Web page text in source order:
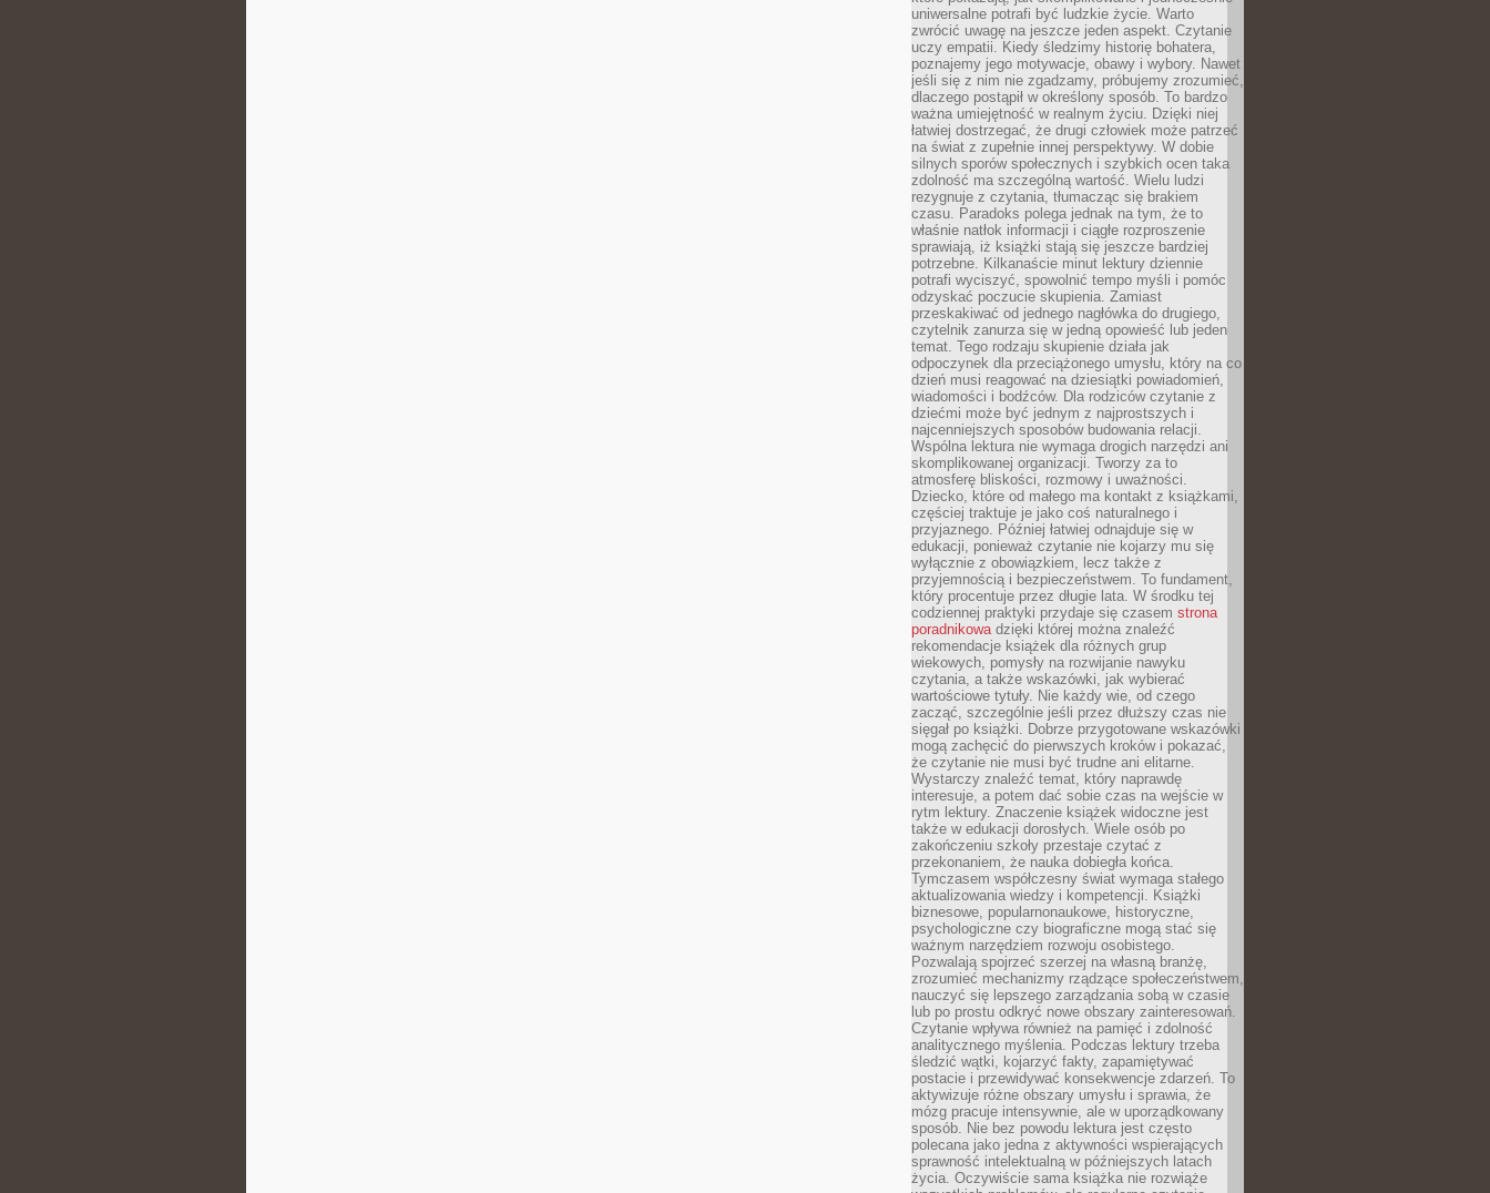
uniwersalne potrafi być ludzkie życie. Warto
zwrócić uwagę na jeszcze jeden aspekt. Czytanie
uczy empatii. Kiedy śledzimy historię bohatera,
poznajemy jego motywacje, obawy i wybory. Nawet
jeśli się z nim nie zgadzamy, próbujemy zrozumieć,
dlaczego postąpił w określony sposób. To bardzo
ważna umiejętność w realnym życiu. Dzięki niej
łatwiej dostrzegać, że drugi człowiek może patrzeć
na świat z zupełnie innej perspektywy. W dobie
silnych sporów społecznych i szybkich ocen taka
zdolność ma szczególną wartość. Wielu ludzi
rezygnuje z czytania, tłumacząc się brakiem
czasu. Paradoks polega jednak na tym, że to
właśnie natłok informacji i ciągłe rozproszenie
sprawiają, iż książki stają się jeszcze bardziej
potrzebne. Kilkanaście minut lektury dziennie
potrafi wyciszyć, spowolnić tempo myśli i pomóc
odzyskać poczucie skupienia. Zamiast
przeskakiwać od jednego nagłówka do drugiego,
czytelnik zanurza się w jedną opowieść lub jeden
temat. Tego rodzaju skupienie działa jak
odpoczynek dla przeciążonego umysłu, który na co
dzień musi reagować na dziesiątki powiadomień,
wiadomości i bodźców. Dla rodziców czytanie z
dziećmi może być jednym z najprostszych i
najcenniejszych sposobów budowania relacji.
Wspólna lektura nie wymaga drogich narzędzi ani
skomplikowanej organizacji. Tworzy za to
atmosferę bliskości, rozmowy i uważności.
Dziecko, które od małego ma kontakt z książkami,
częściej traktuje je jako coś naturalnego i
przyjaznego. Później łatwiej odnajduje się w
edukacji, ponieważ czytanie nie kojarzy mu się
wyłącznie z obowiązkiem, lecz także z
przyjemnością i bezpieczeństwem. To fundament,
który procentuje przez długie lata. W środku tej
codziennej praktyki przydaje się czasem strona
poradnikowadzięki której można znaleźć
rekomendacje książek dla różnych grup
wiekowych, pomysły na rozwijanie nawyku
czytania, a także wskazówki, jak wybierać
wartościowe tytuły. Nie każdy wie, od czego
zacząć, szczególnie jeśli przez dłuższy czas nie
sięgał po książki. Dobrze przygotowane wskazówki
mogą zachęcić do pierwszych kroków i pokazać,
że czytanie nie musi być trudne ani elitarne.
Wystarczy znaleźć temat, który naprawdę
interesuje, a potem dać sobie czas na wejście w
rytm lektury. Znaczenie książek widoczne jest
także w edukacji dorosłych. Wiele osób po
zakończeniu szkoły przestaje czytać z
przekonaniem, że nauka dobiegła końca.
Tymczasem współczesny świat wymaga stałego
aktualizowania wiedzy i kompetencji. Książki
biznesowe, popularnonaukowe, historyczne,
psychologiczne czy biograficzne mogą stać się
ważnym narzędziem rozwoju osobistego.
Pozwalają spojrzeć szerzej na własną branżę,
zrozumieć mechanizmy rządzące społeczeństwem,
nauczyć się lepszego zarządzania sobą w czasie
lub po prostu odkryć nowe obszary zainteresowań.
Czytanie wpływa również na pamięć i zdolność
analitycznego myślenia. Podczas lektury trzeba
śledzić wątki, kojarzyć fakty, zapamiętywać
postacie i przewidywać konsekwencje zdarzeń. To
aktywizuje różne obszary umysłu i sprawia, że
mózg pracuje intensywnie, ale w uporządkowany
sposób. Nie bez powodu lektura jest często
polecana jako jedna z aktywności wspierających
sprawność intelektualną w późniejszych latach
życia. Oczywiście sama książka nie rozwiąże